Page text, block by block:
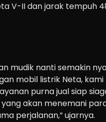
V-II dan jarak tempuh
mudik nanti semakin
mobil listrik Neta, kami
purna jual siap
akan menemani
perjalanan,” ujarnya.